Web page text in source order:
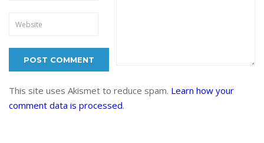
This site uses Akismet to reduce spam. Learn how your
comment data is processed.